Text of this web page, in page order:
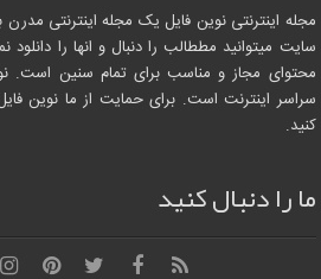
مجله اینترنتی نوین فایل یک مجله اینترنتی
سایت میتوانید مططالب را دنبال و انها را دانلود
محتوای مجاز و مناسب برای تمام سنین است.
سراسر اینترنت است. برای حمایت از ما نوین
کنید.
ما را دنبال کنید